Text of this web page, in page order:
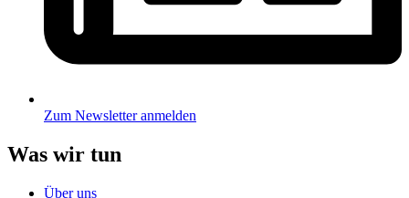
Zum Newsletter anmelden
Was wir tun
Über uns